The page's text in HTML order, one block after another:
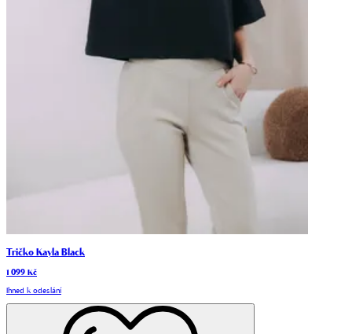
Tričko Kayla Black
1 099 Kč
Ihned k odeslání